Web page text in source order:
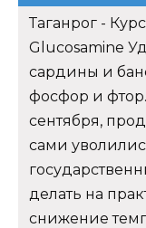
Таганрог -
Glucosamine
сардины и
фосфор и
сентября,
сами
делать на
снижение